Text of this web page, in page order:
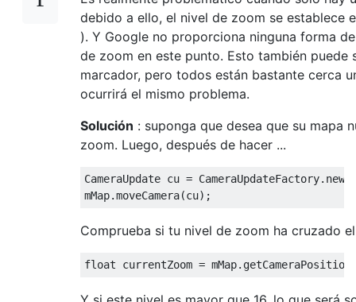
debido a ello, el nivel de zoom se establece
). Y Google no proporciona ninguna forma
de zoom en este punto. Esto también puede
marcador, pero todos están bastante cerca
ocurrirá el mismo problema.
Solución : suponga que desea que su mapa
zoom. Luego, después de hacer ...
CameraUpdate cu = CameraUpdateFactory.
mMap.moveCamera(cu);
Comprueba si tu nivel de zoom ha cruzado
float currentZoom = mMap. getCameraPosition